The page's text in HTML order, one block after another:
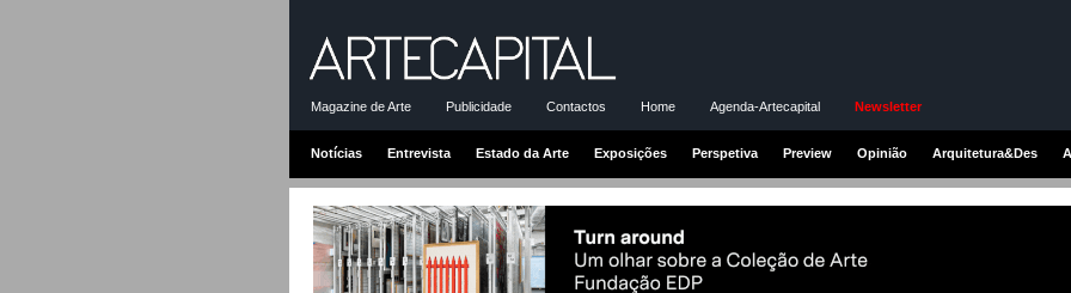
Magazine de Arte Publicidade Contactos Home Agenda-Artecapital Newsletter
Notícias Entrevista Estado da Arte Exposições Perspetiva Preview Opinião Arquitetura&Des